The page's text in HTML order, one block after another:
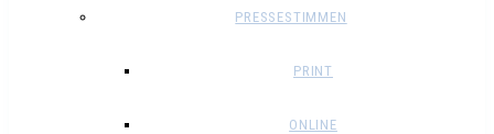
PRESSESTIMMEN
PRINT
ONLINE